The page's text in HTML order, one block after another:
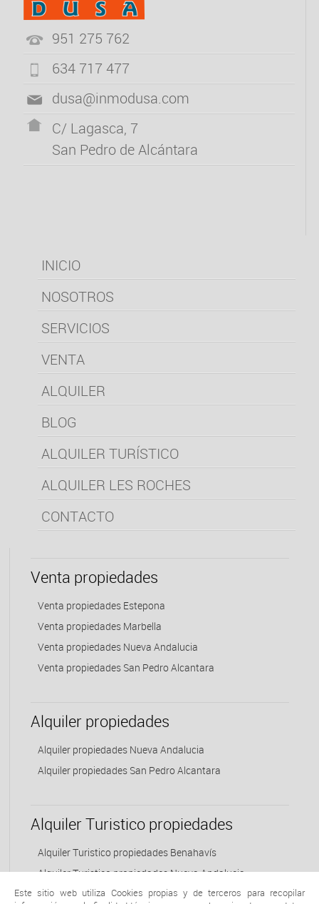
Este sitio web utiliza Cookies propias y de terceros para recopilar
951 275 762
634 717 477
dusa@inmodusa.com
C/ Lagasca, 7
San Pedro de Alcántara
INICIO
NOSOTROS
SERVICIOS
VENTA
ALQUILER
BLOG
ALQUILER TURÍSTICO
ALQUILER LES ROCHES
CONTACTO
Venta propiedades
Venta propiedades Estepona
Venta propiedades Marbella
Venta propiedades Nueva Andalucia
Venta propiedades San Pedro Alcantara
Alquiler propiedades
Alquiler propiedades Nueva Andalucia
Alquiler propiedades San Pedro Alcantara
Alquiler Turistico propiedades
Alquiler Turistico propiedades Benahavís
Alquiler Turistico propiedades Nueva Andalucia